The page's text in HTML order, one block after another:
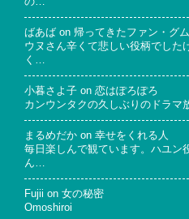
ばあば on 帰ってきたファン・グ
ウヌさん辛くて悲しい役柄でした
く…
小暮さよ子 on 恋はぽろぽろ
カンウンタクの久しぶりのドラマ
まるめだか on 幸せをくれる人
毎日楽しんで観ています。ハユン
ん…
Fujii on 女の秘密
Omoshiroi